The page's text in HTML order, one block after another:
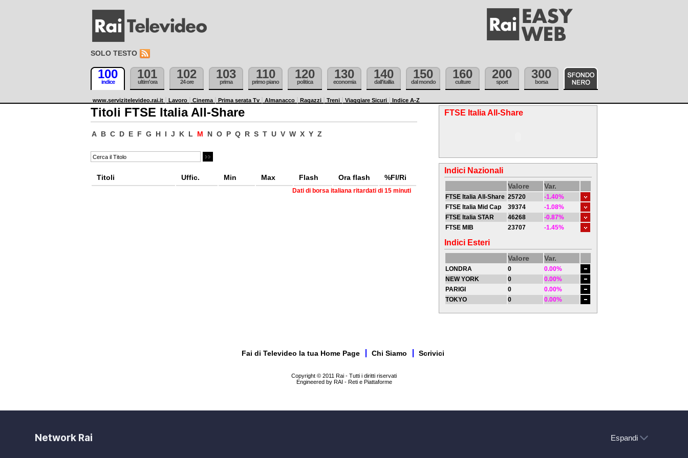
SOLO TESTO
100
indice
101
ultim'ora
102
24 ore
103
prima
110
primo piano
120
politica
130
economia
140
dall'itallia
150
dal mondo
160
culture
200
sport
300
borsa
www.servizitelevideo.rai.it Lavoro Cinema Prima serata Tv Almanacco Ragazzi Treni Viaggiare Sicuri Indice A-Z
Titoli FTSE Italia All-Share
A B C D E F G H I J K L M N O P Q R S T U V W X Y Z
Titoli Uffic. Min Max Flash Ora flash %Fl/Ri
Dati di borsa italiana ritardati di 15 minuti
FTSE Italia All-Share
Indici Nazionali
Valore Var.
FTSE Italia All-Share 25720
-1.40%
FTSE Italia Mid Cap
39374
-1.08%
FTSE Italia STAR
46268
-0.87%
FTSE MIB
23707 -1.45%
Indici Esteri
Valore Var.
LONDRA 0
0.00%
NEW YORK
0
0.00%
PARIGI
0
0.00%
TOKYO
0 0.00%
Fai di Televideo la tua Home Page Chi Siamo Scrivici
Copyright © 2011 Rai - Tutti i diritti riservati
Engineered by RAI - Reti e Piattaforme